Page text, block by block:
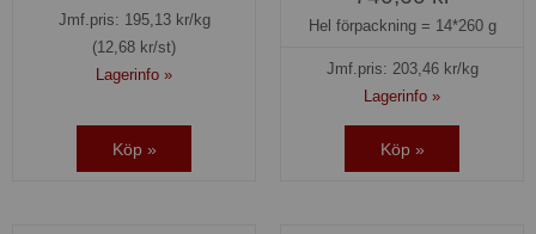
Jmf.pris: 195,13kr/kg
(12,68 kr/st)
Lagerinfo »
Köp »
Hel förpackning = 14*260 g
Jmf.pris: 203,46kr/kg
Lagerinfo »
Köp »